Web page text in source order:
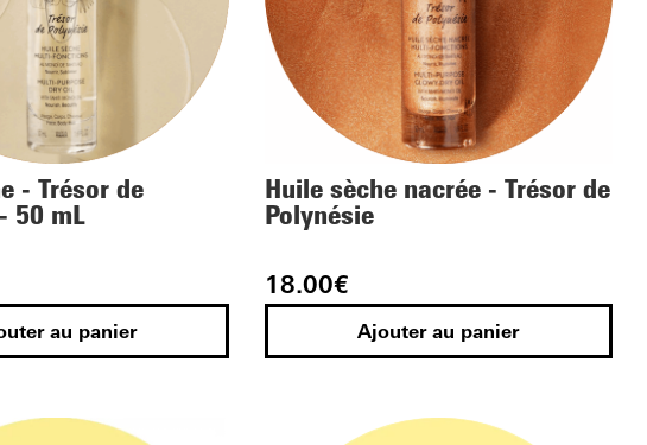
- Trésor de
50 mL
au panier
Huile sèche nacrée - Trésor de
Polynésie
18.00€
Ajouter au panier